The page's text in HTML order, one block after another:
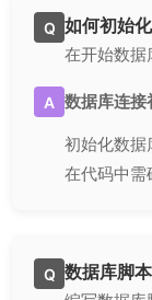
Q 如何初始
在开始数据
A 数据库连接
初始化数据
在代码中需
Q 数据库脚